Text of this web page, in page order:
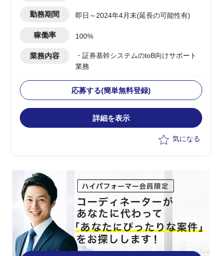
勤務期間 即日～2024年4月末(延長の可能性有)
稼働率 100%
業務内容
・証券基幹システムのtoB向けサポート
業務
応募する(簡単無料登録)
詳細を表示
気になる